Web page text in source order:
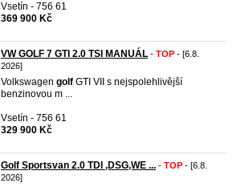
Vsetín - 756 61
369 900 Kč
VW GOLF 7 GTI 2.0 TSI MANUÁL - TOP - [6.8.
2026]
Volkswagen golf GTI VII s nejspolehlivější
benzinovou m ...
Vsetín - 756 61
329 900 Kč
Golf Sportsvan 2.0 TDI ,DSG,WE ... - TOP - [6.8.
2026]